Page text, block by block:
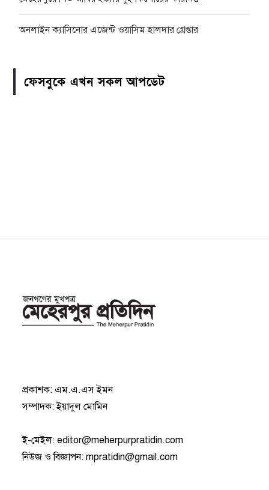
অনলাইন ক্যাসিনোর এজেন্ট ওয়াসিম হালদার গ্রেপ্তার
ফেসবুকে এখন সকল আপডেট
প্রকাশক: এম.এ.এস ইমন
সম্পাদক: ইয়াদুল মোমিন
ই-মেইল:editor@meherpurpratidin.com
নিউজ ও বিজ্ঞাপন:mpratidin@gmail.com